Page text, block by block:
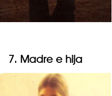
7. Madre e hija